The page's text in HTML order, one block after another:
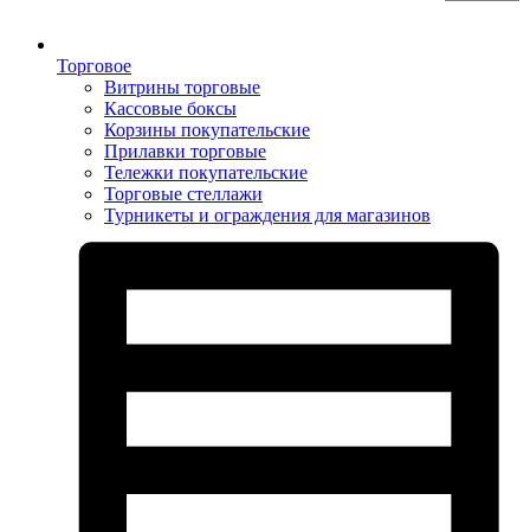
Торговое
Витрины торговые
Кассовые боксы
Корзины покупательские
Прилавки торговые
Тележки покупательские
Торговые стеллажи
Турникеты и ограждения для магазинов